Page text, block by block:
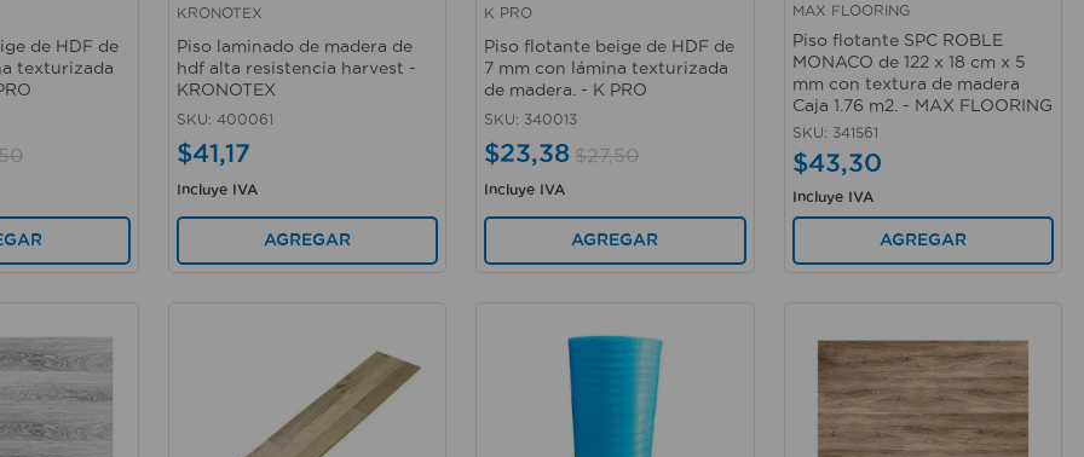
de HDF de
texturizada
Vista rápida
KRONOTEX
Piso laminado de madera de
hdf alta resistencia harvest -
KRONOTEX
SKU: 400061
$41,17
Incluye IVA
AGREGAR
Vista rápida
K PRO
Piso flotante beige de HDF de
7 mm con lámina texturizada
de madera. - K PRO
SKU: 340013
$23,38 $27,50
Incluye IVA
AGREGAR
MAX FLOORING
Piso flotante SPC ROBLE
MONACO de 122 x 18 cm x 5
mm con textura de madera
Caja 1.76 m2. - MAX FLOORING
SKU: 341561
$43,30
Incluye IVA
AGREGAR